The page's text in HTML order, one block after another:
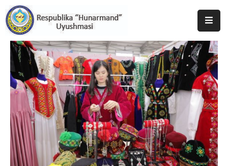
Bosh
Sahifa
Uyushma
Haqida
Tadbirlar
Milliy
Katalog